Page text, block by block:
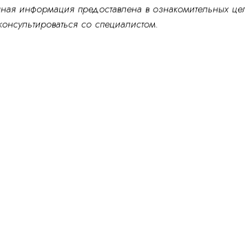
информация предоставлена в ознакомительных
со специалистом.